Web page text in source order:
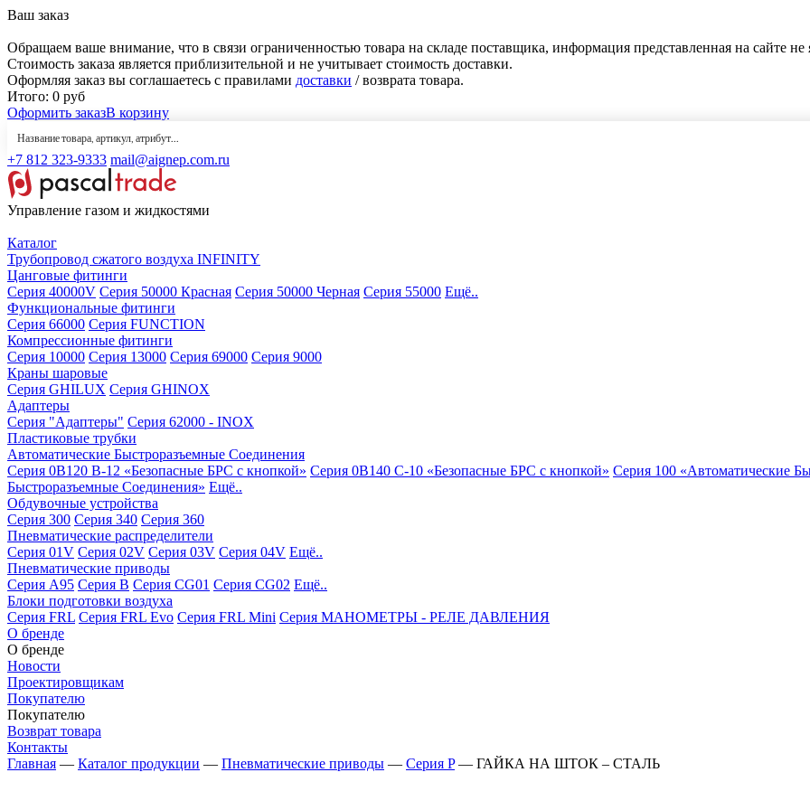
Ваш заказ
Обращаем ваше внимание, что в связи ограниченностью товара на складе поставщика, информация представленная на сайте не
Стоимость заказа является приблизительной и не учитывает стоимость доставки.
Оформляя заказ вы соглашаетесь с правилами доставки / возврата товара.
Итого: 0 руб
Оформить заказВ корзину
+7 812 323-9333 mail@aignep.com.ru
Управление газом и жидкостями
Каталог
Трубопровод сжатого воздуха INFINITY
Цанговые фитинги
Серия 40000V Серия 50000 Красная Серия 50000 Черная Серия 55000 Ещё..
Функциональные фитинги
Серия 66000 Серия FUNCTION
Компрессионные фитинги
Серия 10000 Серия 13000 Серия 69000 Серия 9000
Краны шаровые
Серия GHILUX Серия GHINOX
Адаптеры
Серия "Адаптеры" Серия 62000 - INOX
Пластиковые трубки
Автоматические Быстроразъемные Соединения
Серия 0B120 B-12 «Безопасные БРС с кнопкой» Серия 0B140 C-10 «Безопасные БРС с кнопкой» Серия 100 «Автоматические
Быстроразъемные Соединения» Ещё..
Обдувочные устройства
Серия 300 Серия 340 Серия 360
Пневматические распределители
Серия 01V Серия 02V Серия 03V Серия 04V Ещё..
Пневматические приводы
Серия A95 Серия B Серия CG01 Серия CG02 Ещё..
Блоки подготовки воздуха
Серия FRL Серия FRL Evo Серия FRL Mini Серия МАНОМЕТРЫ - РЕЛЕ ДАВЛЕНИЯ
О бренде
О бренде
Новости
Проектировщикам
Покупателю
Покупателю
Возврат товара
Контакты
Главная — Каталог продукции — Пневматические приводы — Серия P— ГАЙКА НА ШТОК – СТАЛЬ